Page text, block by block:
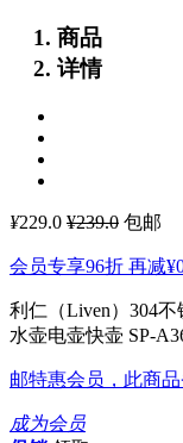
商品
详情
¥229.0 ¥239.0 包邮
会员专享96折 再减
利仁（Liven）304
水壶电壶快壶 SP-
邮特惠会员，此商
成为会员